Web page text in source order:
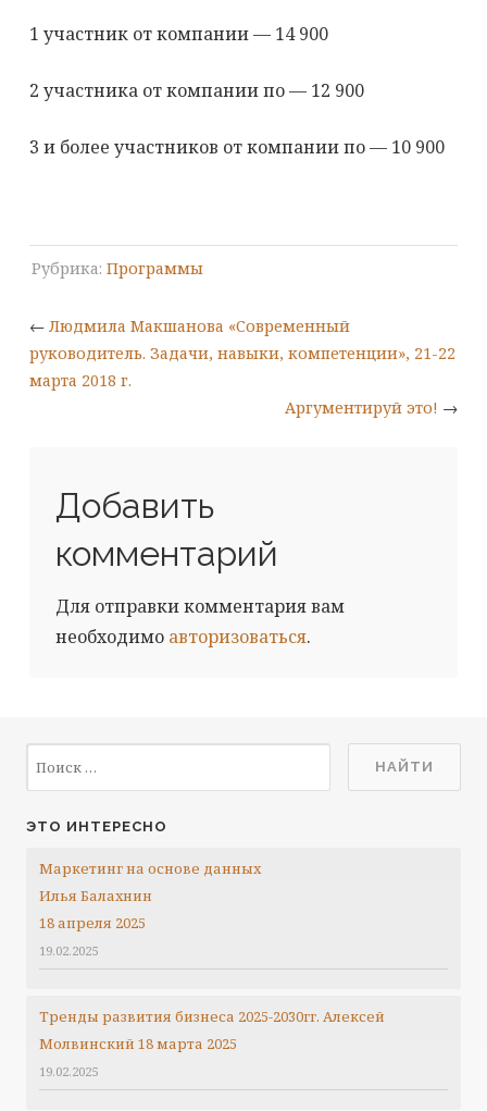
1 участник от компании — 14 900
2 участника от компании по — 12 900
3 и более участников от компании по — 10 900
Рубрика: Программы
← Людмила Макшанова «Современный
руководитель. Задачи, навыки, компетенции», 21-22
марта 2018 г.
Аргументируй это! →
Добавить
комментарий
Для отправки комментария вам
необходимо авторизоваться.
ЭТО ИНТЕРЕСНО
Маркетинг на основе данных
Илья Балахнин
18 апреля 2025
19.02.2025
Тренды развития бизнеса 2025-2030гг. Алексей
Молвинский 18 марта 2025
19.02.2025